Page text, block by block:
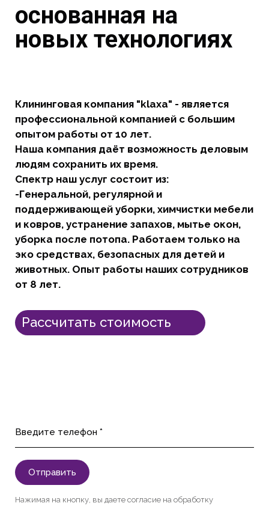
основанная на
новых технологиях
Клининговая компания "klaxa" - является
профессиональной компанией с большим
опытом работы от 10 лет.
Наша компания даёт возможность деловым
людям сохранить их время.
Спектр наш услуг состоит из:
-Генеральной, регулярной и
поддерживающей уборки, химчистки мебели
и ковров, устранение запахов, мытье окон,
уборка после потопа. Работаем только на
эко средствах, безопасных для детей и
животных. Опыт работы наших сотрудников
от 8 лет.
Рассчитать стоимость
Введите телефон *
Отправить
Нажимая на кнопку, вы даете согласие на обработку